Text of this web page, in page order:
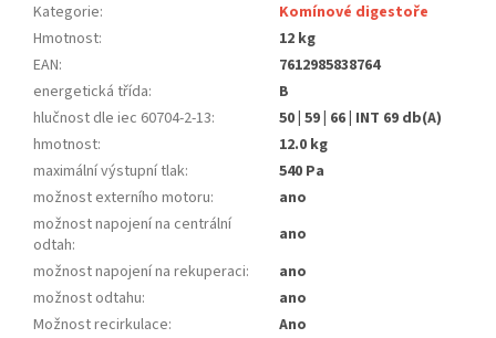
Kategorie:
Komínové digestoře
Hmotnost:
12 kg
EAN:
7612985838764
energetická třída:
B
hlučnost dle iec 60704-2-13:
50 | 59 | 66 | INT 69 db(A)
hmotnost:
12.0 kg
maximální výstupní tlak:
540 Pa
možnost externího motoru:
ano
možnost napojení na centrální
odtah:
ano
možnost napojení na rekuperaci:
ano
možnost odtahu:
ano
Možnost recirkulace:
Ano